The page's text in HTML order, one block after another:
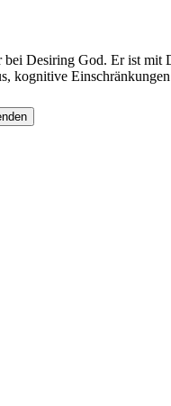
bei Desiring God. Er ist
kognitive